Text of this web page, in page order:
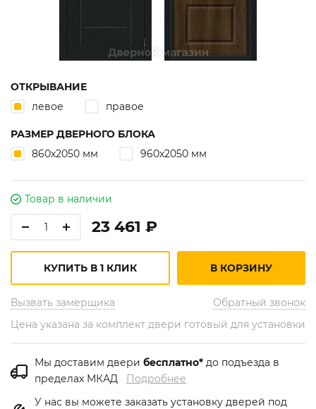
ОТКРЫВАНИЕ
левое
правое
РАЗМЕР ДВЕРНОГО БЛОКА
860х2050 мм
960х2050 мм
Товар в наличии
23 461 ₽
Вызвать замерщика Обратный звонок
КУПИТЬ В 1 КЛИК В КОРЗИНУ
Цена указана за комплект двери готовый для установки
Мы доставим двери бесплатно* до подъезда в
пределах МКАД Подробнее
У нас вы можете заказать установку дверей под